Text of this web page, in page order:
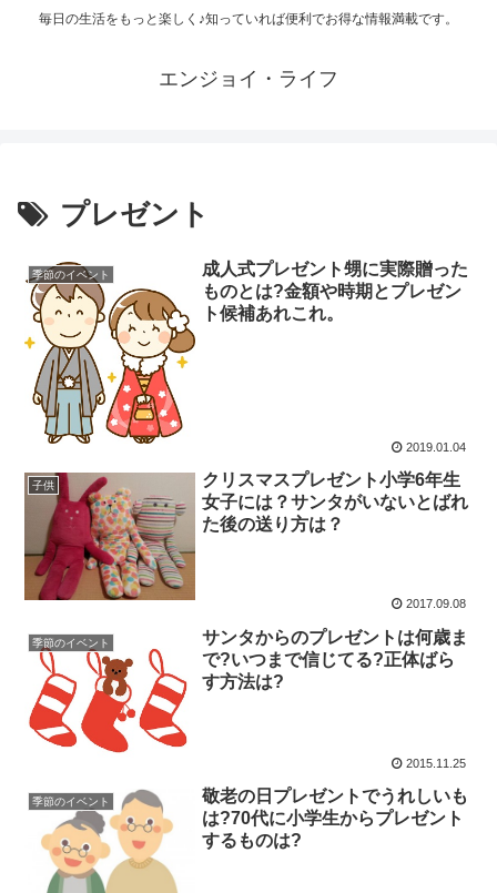
毎日の生活をもっと楽しく♪知っていれば便利でお得な情報満載です。
エンジョイ・ライフ
プレゼント
季節のイベント
成人式プレゼント甥に実際贈った
ものとは?金額や時期とプレゼン
ト候補あれこれ。
2019.01.04
子供
クリスマスプレゼント小学6年生
女子には？サンタがいないとばれ
た後の送り方は？
2017.09.08
季節のイベント
サンタからのプレゼントは何歳ま
で?いつまで信じてる?正体ばら
す方法は?
2015.11.25
季節のイベント
敬老の日プレゼントでうれしいも
は?70代に小学生からプレゼント
するものは?